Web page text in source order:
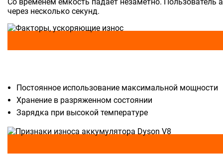
Со временем ёмкость падает незаметно.
через несколько секунд.
Постоянное использование максимальной мощности
Хранение в разряженном состоянии
Зарядка при высокой температуре